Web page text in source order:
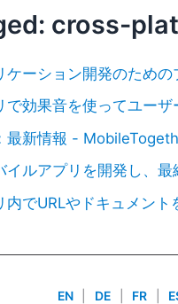
cross-
ケーション開発のため
で効果音を使ってユーザ
最新情報 -
イルアプリを開発し、
内でURLやドキュメント
EN DE FR